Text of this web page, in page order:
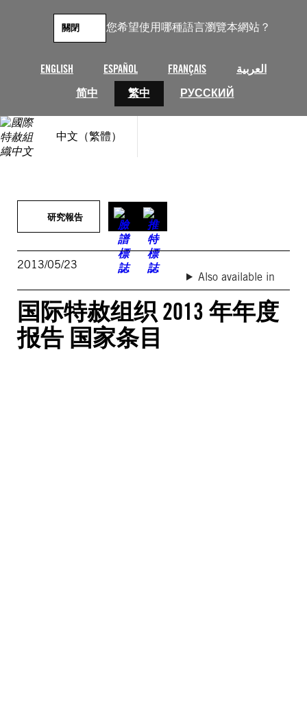
您希望使用哪種語言瀏覽本網站？
ENGLISH ESPAÑOL FRANÇAIS
العربية
简中
繁中 РУССКИЙ
關閉
中文（繁體）
研究報告
2013/05/23
Also available in
国际特赦组织 2013 年年度
报告 国家条目